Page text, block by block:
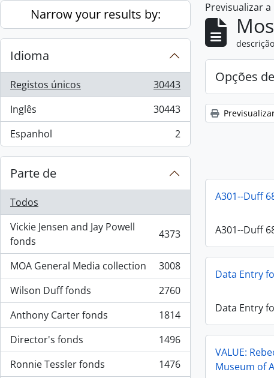
Skip to main content
Narrow your results by:
Idioma
Registos únicos
, 30443 resultados
30443
Inglês
, 30443 resultados
30443
Espanhol
, 2 resultados 2
Parte de
Todos
Vickie Jensen and Jay Powell
fonds
, 4373 resultados 4373
MOA General Media collection
, 3008 resultados
3008
Wilson Duff fonds
, 2760 resultados
2760
Anthony Carter fonds
, 1814 resultados
1814
Director's fonds
, 1496 resultados
1496
Ronnie Tessler fonds
, 1476 resultados
1476
Previsualizar
Opções
A301--Duff
A301--Duff
Data Entry
Data Entry
VALUE:
Museum of